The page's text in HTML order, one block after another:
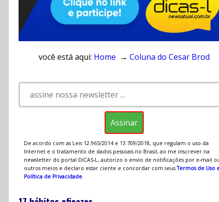
você está aqui: Home → Coluna do Cesar Brod
De acordo com as Leis 12.965/2014 e 13.709/2018, que regulam o uso da
Internet e o tratamento de dados pessoais no Brasil, ao me inscrever na
newsletter do portal DICAS-L, autorizo o envio de notificações por e-mail
outros meios e declaro estar ciente e concordar com seusTermos de Uso
Política de Privacidade.